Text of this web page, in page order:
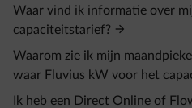
Waar vind ik informatie over
capaciteitstarief?
Waarom zie ik mijn
waar Fluvius kW voor het
Ik heb een Direct Online of